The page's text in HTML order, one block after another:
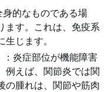
的なものである場
ます。これは、免疫系
じます。
炎症部位が機能障害
例えば、関節炎では関
の腫れは、関節や筋肉